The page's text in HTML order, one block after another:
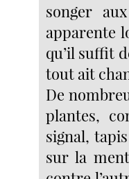
songer
apparente
qu’il suffit
tout ait
De
plantes,
signal,
sur la